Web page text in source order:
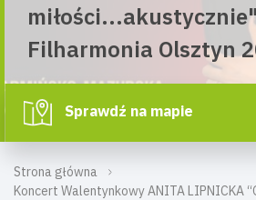
Strona główna
Koncert Walentynkowy ANITA LIPNICKA
miłości...akustycznie"
Filharmonia Olsztyn
Sprawdź na mapie